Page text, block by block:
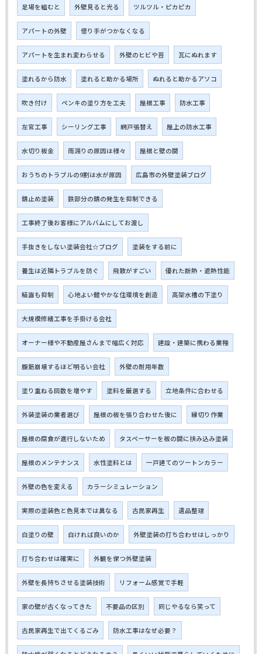
足場を組むと 外壁見ると光る ツルツル・ピカピカ
アパートの外壁 借り手がつかなくなる
アパートを生まれ変わらせる 外壁のヒビや苔 瓦にぬれます
塗れるから防水 塗れると助かる場所 ぬれると助かるアソコ
吹き付け ペンキの塗り方を工夫 屋根工事 防水工事
左官工事 シーリング工事 網戸張替え 屋上の防水工事
水切り板金 雨漏りの原因は様々 屋根と壁の間
おうちのトラブルの9割は水が原因 広島市の外壁塗装ブログ
錆止め塗装 鉄部分の錆の発生を抑制できる
工事終了後お客様にアルバムにしてお渡し
手抜きをしない塗装会社☆ブログ 塗装をする前に
養生は近隣トラブルを防ぐ 飛散がすごい 優れた断熱・遮熱性能
結露も抑制 心地よい健やかな住環境を創造 高架水槽の下塗り
大規模修繕工事を手掛ける会社
オーナー様や不動産屋さんまで幅広く対応 建設・建築に携わる業種
腹筋崩壊するほど明るい会社 外壁の耐用年数
塗り重ねる回数を増やす 塗料を厳選する 立地条件に合わせる
外装塗装の業者選び 屋根の板を張り合わせた後に 縁切り作業
屋根の腐食が進行しないため タスペーサーを板の間に挟み込み塗装
屋根のメンテナンス 水性塗料とは 一戸建てのツートンカラー
外壁の色を変える カラーシミュレーション
実際の塗装色と色見本では異なる 古民家再生 遺品整理
白塗りの壁 白ければ良いのか 外壁塗装の打ち合わせはしっかり
打ち合わせは確実に 外観を保つ外壁塗装
外壁を長持ちさせる塗装技術 リフォーム感覚で手軽
家の壁が古くなってきた 不要品の区別 同じやるなら笑って
古民家再生で出てくるごみ 防水工事はなぜ必要？